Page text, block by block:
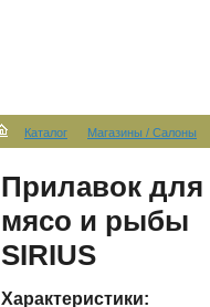
Каталог Магазины / Салоны
Прилавок для
мясо и рыбы
SIRIUS
Характеристики: